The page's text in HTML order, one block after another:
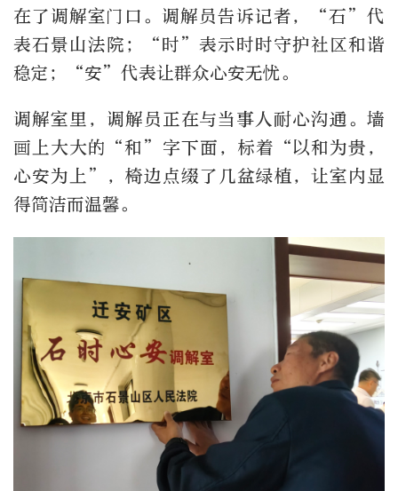
在了调解室门口。调解员告诉记者，“石”代
表石景山法院；“时”表示时时守护社区和谐
稳定；“安”代表让群众心安无忧。
调解室里，调解员正在与当事人耐心沟通。墙
画上大大的“和”字下面，标着“以和为贵，
心安为上”，椅边点缀了几盆绿植，让室内显
得简洁而温馨。